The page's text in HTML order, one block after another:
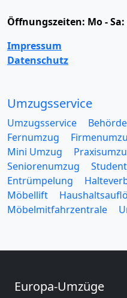
Öffnungszeiten: Mo -
Impressum
Datenschutz
Umzugsservice
Umzugsservice
Fernumzug
Mini Umzug
Seniorenumzug
Entrümpelung
Möbellift
Möbelmitfahrzentrale
Europa-Umzüge